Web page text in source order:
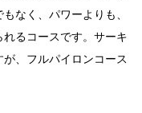
なく、 パワーよりも、
るコースです。 サーキ
、フルパイロンコース